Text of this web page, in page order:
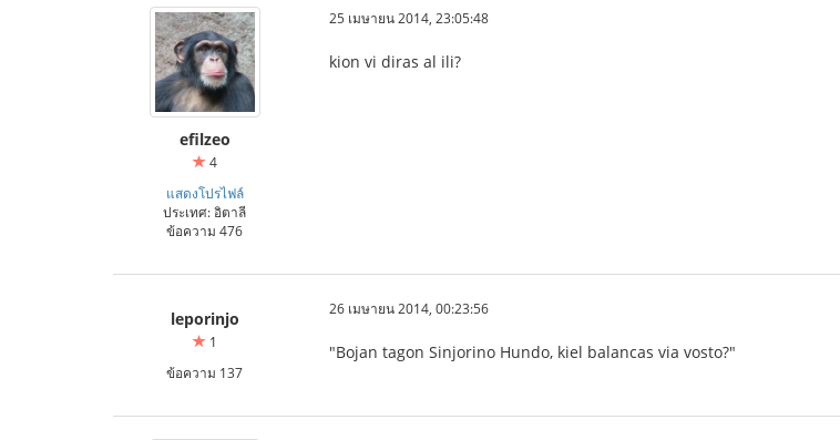
efilzeo
4
แสดงโปรไฟล์
ประเทศ: อิตาลี
ข้อความ 476
25 เมษายน 2014, 23:05:48
kion vi diras al ili?
leporinjo
1
ข้อความ 137
26 เมษายน 2014, 00:23:56
"Bojan tagon Sinjorino Hundo, kiel balancas via vosto?"